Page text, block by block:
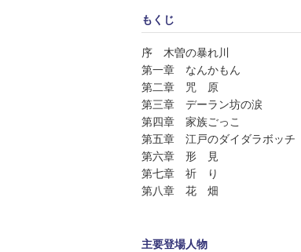
もくじ
序 木曽の暴れ川
第一章 なんかもん
第二章 咒 原
第三章 デーラン坊の涙
第四章 家族ごっこ
第五章 江戸のダイダラボッチ
第六章 形 見
第七章 祈 り
第八章 花 畑
主要登場人物